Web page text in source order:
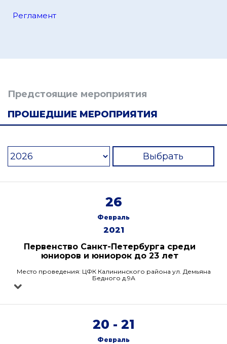
Регламент
Предстоящие мероприятия
ПРОШЕДШИЕ МЕРОПРИЯТИЯ
Выбрать
26
Февраль
2021
Первенство Санкт-Петербурга среди
юниоров и юниорок до 23 лет
Место проведения: ЦФК Калининского района ул. Демьяна
Бедного д.9А
20 - 21
Февраль